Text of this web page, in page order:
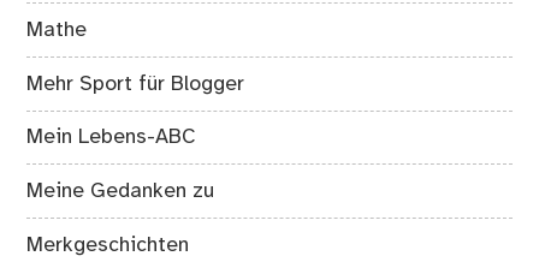
Mathe
Mehr Sport für Blogger
Mein Lebens-ABC
Meine Gedanken zu
Merkgeschichten